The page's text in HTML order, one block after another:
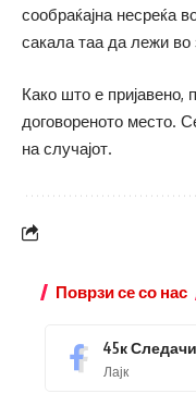
сообраќајна несреќа
сакала таа да лежи во
Како што е пријавено,
договореното место.
на случајот.
Поврзи се со нас
45кСледачи
Лајк